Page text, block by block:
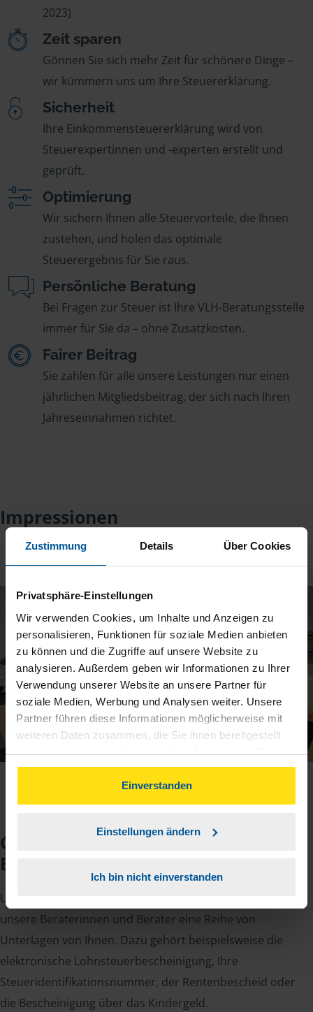
Zustimmung Details Über Cookies
Privatsphäre-Einstellungen
Wir verwenden Cookies, um Inhalte und Anzeigen zu
personalisieren, Funktionen für soziale Medien anbieten
zu können und die Zugriffe auf unsere Website zu
analysieren. Außerdem geben wir Informationen zu Ihrer
Verwendung unserer Website an unsere Partner für
soziale Medien, Werbung und Analysen weiter. Unsere
Partner führen diese Informationen möglicherweise mit
weiteren Daten zusammen, die Sie ihnen bereitgestellt
haben oder die sie im Rahmen Ihrer Nutzung der Dienste
gesammelt haben. Indem Sie auf Einverstanden klicken,
können Sie der Verwendung von Cookies, gemäß
unserer➔ Datenschutzrichtliniezustimmen.
Einverstanden
Einstellungen ändern
Ich bin nicht einverstanden
2023)
Zeit sparen
Gönnen Sie sich mehr Zeit für schönere Dinge –
wir kümmern uns um Ihre Steuererklärung.
Sicherheit
Ihre Einkommensteuererklärung wird von
Steuerexpertinnen und -experten erstellt und
geprüft.
Optimierung
Wir sichern Ihnen alle Steuervorteile, die Ihnen
zustehen, und holen das optimale
Steuerergebnis für Sie raus.
Persönliche Beratung
Bei Fragen zur Steuer ist Ihre VLH-Beratungsstelle
immer für Sie da – ohne Zusatzkosten.
Fairer Beitrag
Sie zahlen für alle unsere Leistungen nur einen
jährlichen Mitgliedsbeitrag, der sich nach Ihren
Jahreseinnahmen richtet.
Impressionen
Checkliste für Ihr
Beratungsgespräch
Um Ihre Steuererklärung erstellen zu können, benötigen
unsere Beraterinnen und Berater eine Reihe von
Unterlagen von Ihnen. Dazu gehört beispielsweise die
elektronische Lohnsteuerbescheinigung, Ihre
Steueridentifikationsnummer, der Rentenbescheid oder
die Bescheinigung über das Kindergeld.